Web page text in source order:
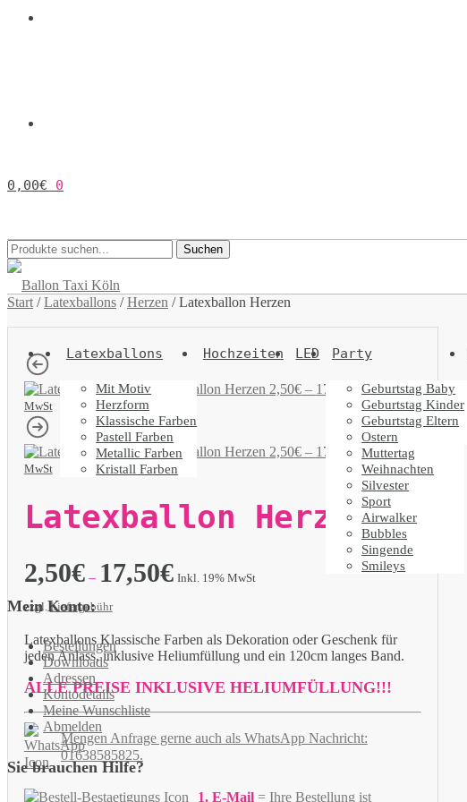
0,00€ 0
Suchen
nach:
Suchen
Latexballons
Mit Motiv
Herzform
Klassische Farben
Pastell Farben
Metallic Farben
Kristall Farben
Hochzeiten LED Party
Geburtstag Baby
Geburtstag Kinder
Geburtstag Eltern
Ostern
Muttertag
Weihnachten
Silvester
Sport
Airwalker
Bubbles
Singende
Smileys
Mein Konto:
Bestellungen
Downloads
Adressen
Kontodetails
Meine Wunschliste
Abmelden
Sie brauchen Hilfe?
Start /Latexballons /Herzen /Latexballon Herzen
Latexballon Herzen 2,50€– 17,50€
Inkl. 19%
MwSt
Latexballon Herzen 2,50€– 17,50€
Inkl. 19%
MwSt
Latexballon Herzen
2,50€– 17,50€ Inkl. 19% MwSt
zzgl. Liefergebühr
Latexballons Klassische Farben als Dekoration oder Geschenk für
jeden Anlass, inklusive Heliumfüllung und ein 120cm langes Band.
ALLE PREISE INKLUSIVE HELIUMFÜLLUNG!!!
Mengen Anfrage gerne auch als WhatsApp Nachricht:
01638585825.
1. E-Mail= Ihre Bestellung ist